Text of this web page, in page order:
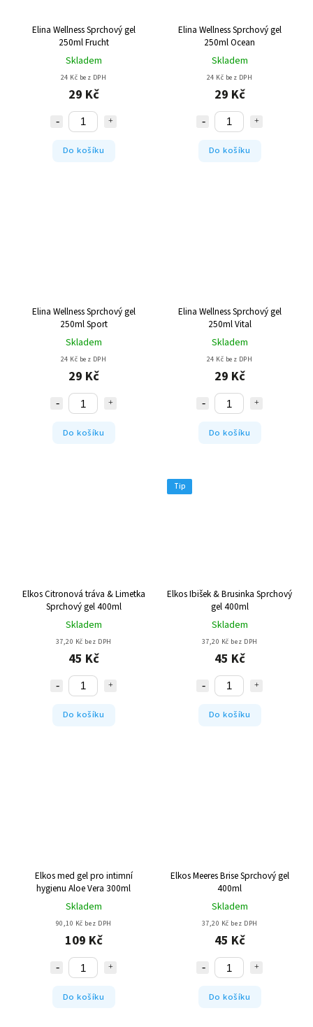
Elina Wellness Sprchový gel
250ml Frucht
Skladem
24 Kč bez DPH
29 Kč
Do košíku
Elina Wellness Sprchový gel
250ml Ocean
Skladem
24 Kč bez DPH
29 Kč
Do košíku
Elina Wellness Sprchový gel
250ml Sport
Skladem
24 Kč bez DPH
29 Kč
Do košíku
Elina Wellness Sprchový gel
250ml Vital
Skladem
24 Kč bez DPH
29 Kč
Do košíku
Elkos Citronová tráva & Limetka
Sprchový gel 400ml
Skladem
37,20 Kč bez DPH
45 Kč
Do košíku
Tip
Elkos Ibišek & Brusinka Sprchový
gel 400ml
Skladem
37,20 Kč bez DPH
45 Kč
Do košíku
Elkos med gel pro intimní
hygienu Aloe Vera 300ml
Skladem
90,10 Kč bez DPH
109 Kč
Do košíku
Elkos Meeres Brise Sprchový gel
400ml
Skladem
37,20 Kč bez DPH
45 Kč
Do košíku